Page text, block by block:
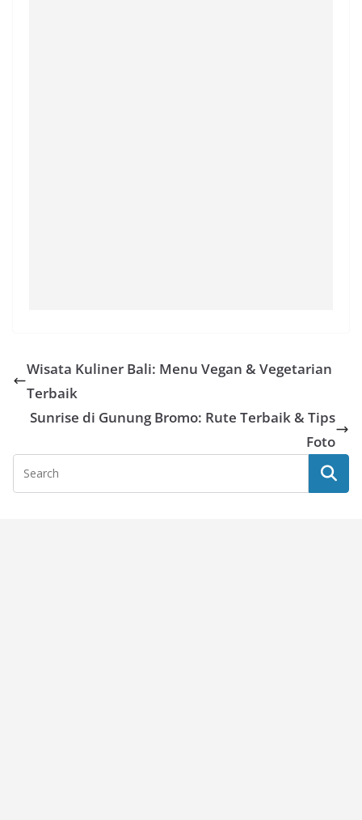
Wisata Kuliner Bali: Menu Vegan & Vegetarian
Terbaik
Sunrise di Gunung Bromo: Rute Terbaik & Tips
Foto